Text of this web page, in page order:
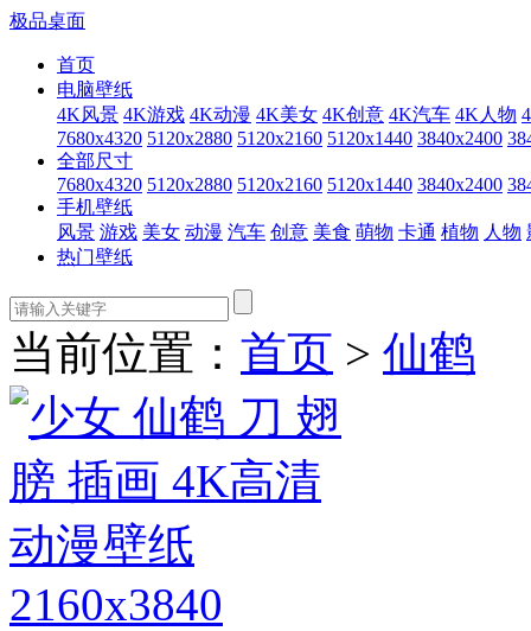
极品桌面
首页
电脑壁纸
4K风景 4K游戏 4K动漫 4K美女 4K创意 4K汽车 4K人物
7680x4320 5120x2880 5120x2160 5120x1440 3840x2400
全部尺寸
7680x4320 5120x2880 5120x2160 5120x1440 3840x2400
手机壁纸
风景 游戏 美女 动漫 汽车 创意 美食 萌物 卡通 植物 人物
热门壁纸
当前位置： 首页 > 仙鹤
2160x3840